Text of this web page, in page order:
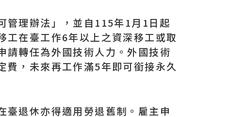
管理辦法」，並自115年1月1日起
工在臺工作6年以上之資深移工或取
請轉任為外國技術人力。外國技術
費，未來再工作滿5年即可銜接永久
臺退休亦得適用勞退舊制。雇主申